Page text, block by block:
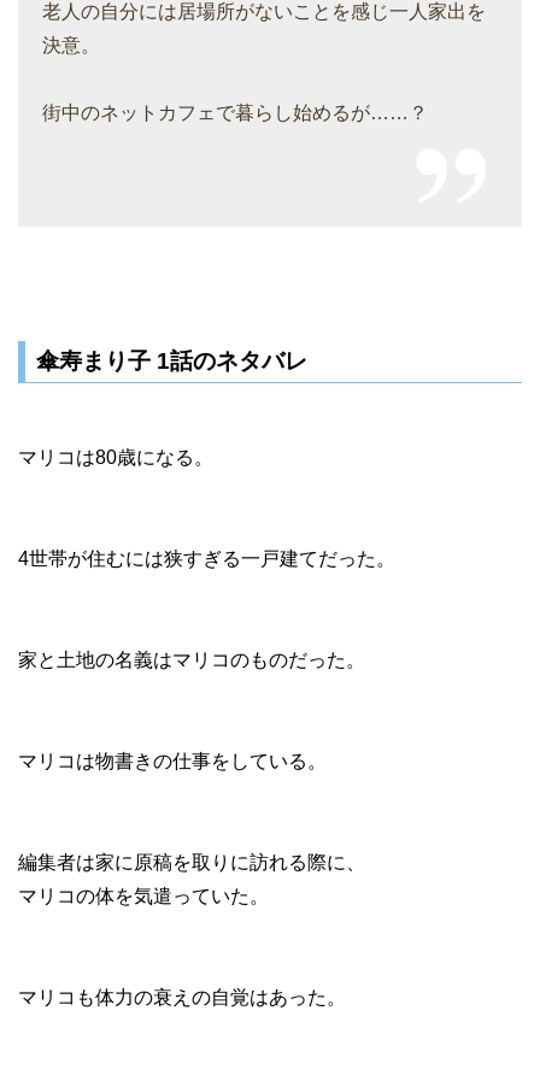
老人の自分には居場所がないことを感じ一人家出を
決意。
街中のネットカフェで暮らし始めるが……？
傘寿まり子 1話のネタバレ
マリコは80歳になる。
4世帯が住むには狭すぎる一戸建てだった。
家と土地の名義はマリコのものだった。
マリコは物書きの仕事をしている。
編集者は家に原稿を取りに訪れる際に、
マリコの体を気遣っていた。
マリコも体力の衰えの自覚はあった。